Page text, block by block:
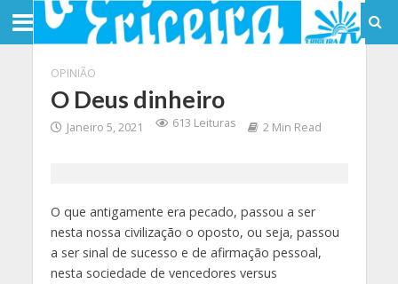
OPINIÃO
O Deus dinheiro
Janeiro 5, 2021 613 Leituras 2 Min Read
O que antigamente era pecado, passou a ser
nesta nossa civilização o oposto, ou seja, passou
a ser sinal de sucesso e de afirmação pessoal,
nesta sociedade de vencedores versus